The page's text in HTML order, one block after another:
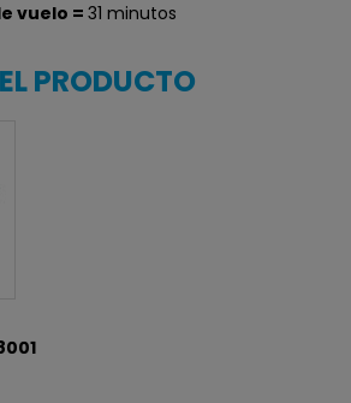
vuelo = 31 minutos
PRODUCTO